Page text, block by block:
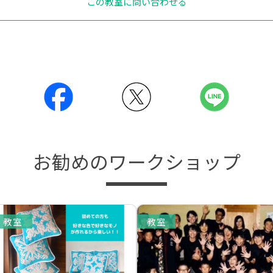
お勧めのワークショップ
教室 教室